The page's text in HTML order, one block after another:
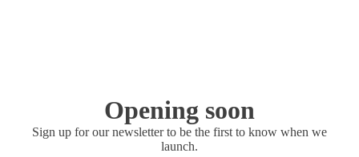
Opening soon
Sign up for our newsletter to be the first to know when we
launch.